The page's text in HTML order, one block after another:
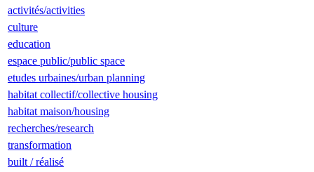
activités/activities
culture
education
espace public/public space
etudes urbaines/urban planning
habitat collectif/collective housing
habitat maison/housing
recherches/research
transformation
built / réalisé